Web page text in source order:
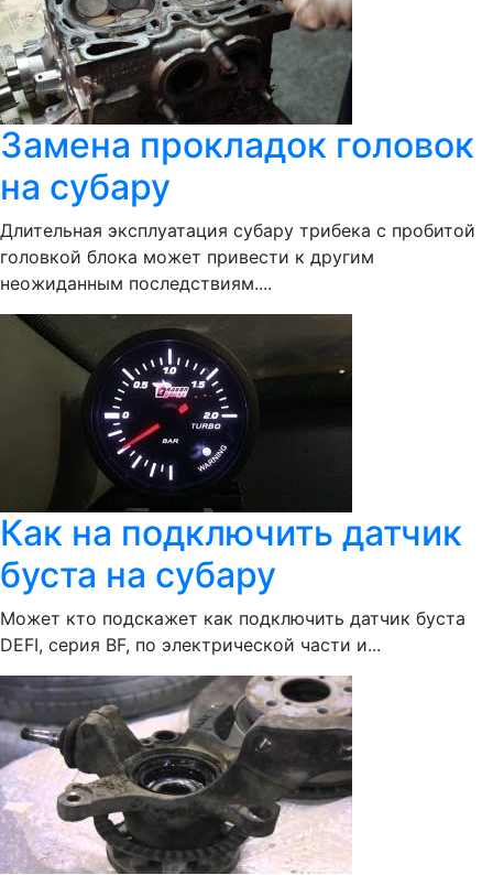
Замена прокладок головок
на субару
Длительная эксплуатация субару трибека с пробитой
головкой блока может привести к другим
неожиданным последствиям....
Как на подключить датчик
буста на субару
Может кто подскажет как подключить датчик буста
DEFI, серия BF, по электрической части и...